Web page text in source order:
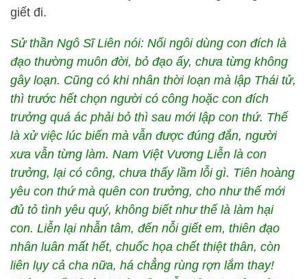
giết đi.
Sử thần Ngô Sĩ Liên nói: Nối ngôi dùng con đích là
đạo thường muôn đời, bỏ đạo ấy, chưa từng không
gây loạn. Cũng có khi nhân thời loạn mà lập Thái tử,
thì trước hết chọn người có công hoặc con đích
trưởng quá ác phải bỏ thì sau mới lập con thứ. Thế
là xử việc lúc biến mà vẫn được đúng đắn, người
xưa vẫn từng làm. Nam Việt Vương Liễn là con
trưởng, lại có công, chưa thấy lầm lỗi gì. Tiên hoàng
yêu con thứ mà quên con trưởng, cho như thế mới
đủ tỏ tình yêu quý, không biết như thế là làm hại
con. Liễn lại nhẫn tâm, đến nỗi giết em, thiên đạo
nhân luân mất hết, chuốc họa chết thiệt thân, còn
liên lụy cả cha nữa, há chẳng rùng rợn lắm thay!